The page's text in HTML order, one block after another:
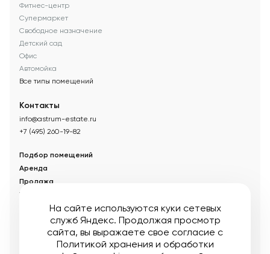
Фитнес-центр
Супермаркет
Свободное назначение
Детский сад
Офис
Автомойка
Все типы помещений
Контакты
info@astrum-estate.ru
+7 (495) 260-19-82
Подбор помещений
Аренда
Продажа
Управление недвижимостью
О компании
Новости
На сайте используются куки сетевых
служб Яндекс. Продолжая просмотр
сайта, вы выражаете свое согласие с
Политикой хранения и обработки